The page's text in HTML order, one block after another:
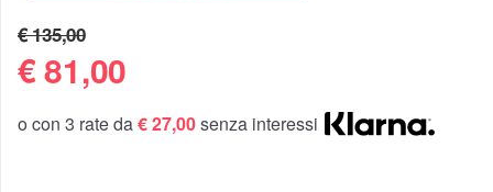
€ 135,00
€81,00
o con 3 rate da€ 27,00senza interessi